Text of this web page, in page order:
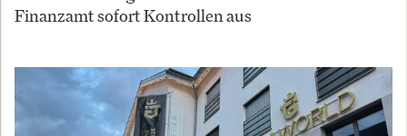
Finanzamt sofort Kontrollen aus